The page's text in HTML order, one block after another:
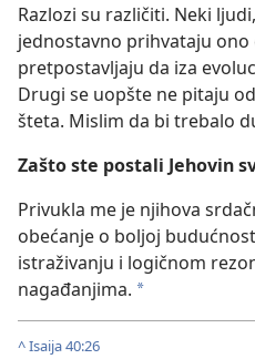
Razlozi su različiti. Neki
jednostavno prihvataju
pretpostavljaju da iza
Drugi se uopšte ne pitaju
šteta. Mislim da bi trebalo
Zašto ste postali Jehovin
Privukla me je njihova
obećanje o boljoj
istraživanju i logičnom
nagađanjima. *
^Isaija 40:26